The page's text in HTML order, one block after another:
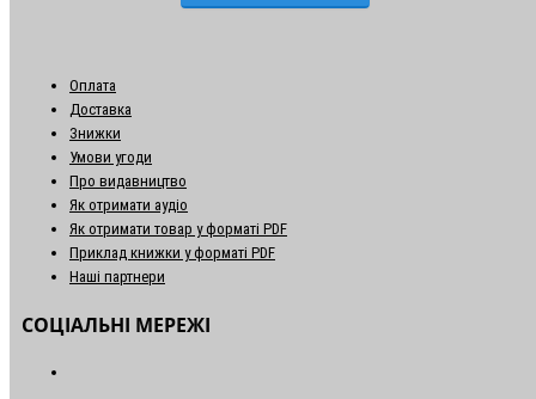
Оплата
Доставка
Знижки
Умови угоди
Про видавництво
Як отримати аудіо
Як отримати товар у форматі PDF
Приклад книжки у форматі PDF
Наші партнери
СОЦІАЛЬНІ МЕРЕЖІ